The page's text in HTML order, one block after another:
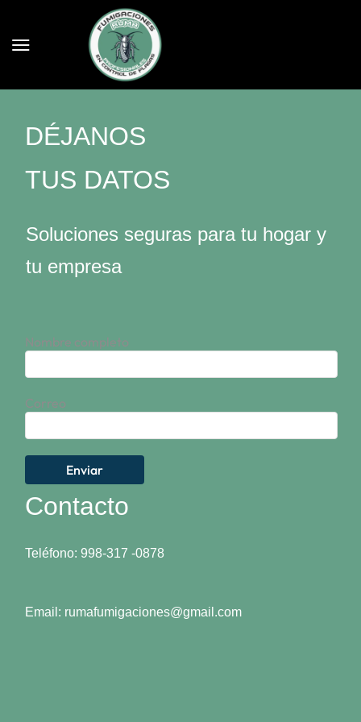
DÉJANOS
TUS DATOS
Soluciones seguras para tu hogar y
tu empresa
Nombre completo
Correo
Contacto
Teléfono: 998-317 -0878
Email: rumafumigaciones@gmail.com